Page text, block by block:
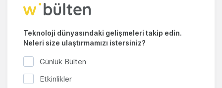
Teknoloji dünyasındaki gelişmeleri takip edin.
Neleri size ulaştırmamızı istersiniz?
Günlük Bülten
Etkinlikler